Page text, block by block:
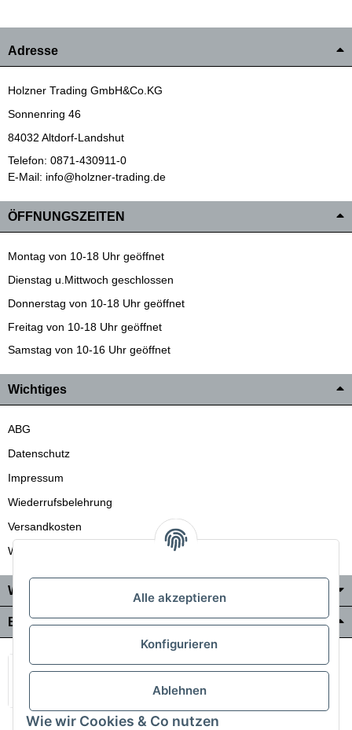
Adresse
Holzner Trading GmbH&Co.KG
Sonnenring 46
84032 Altdorf-Landshut
Telefon: 0871-430911-0
E-Mail: info@holzner-trading.de
ÖFFNUNGSZEITEN
Montag von 10-18 Uhr geöffnet
Dienstag u.Mittwoch geschlossen
Donnerstag von 10-18 Uhr geöffnet
Freitag von 10-18 Uhr geöffnet
Samstag von 10-16 Uhr geöffnet
Wichtiges
ABG
Datenschutz
Impressum
Wiederrufsbelehrung
Versandkosten
Wir liefern auch in die Schweiz
Wo Sie uns finden
Bezahlung & Versand
Alle akzeptieren
Konfigurieren
Ablehnen
Wie wir Cookies & Co nutzen